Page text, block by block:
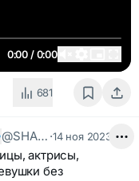
0:00 / 0:00
681
@SHANSONTV ·14 ноя 2023
актрисы,
без